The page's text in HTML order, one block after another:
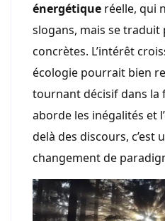
énergétique réelle, qui
slogans, mais se traduit
concrètes. L’intérêt
écologie pourrait bien
tournant décisif dans la
aborde les inégalités et
delà des discours, c’est
changement de